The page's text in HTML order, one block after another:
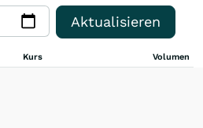
Aktualisieren
Kurs Volumen